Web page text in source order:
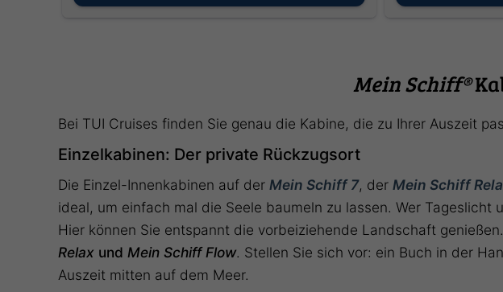
treffen und eine unvergessliche Zeit zu erleben.
Mein Schiff®
Bei TUI Cruises finden Sie genau die Kabine, die zu Ihrer Auszeit
Einzelkabinen: Der private Rückzugsort
Die Einzel-Innenkabinen auf der Mein Schiff 7, der Mein Schiff
ideal, um einfach mal die Seele baumeln zu lassen. Wer
Hier können Sie entspannt die vorbeiziehende Landschaft
Relax und Mein Schiff Flow. Stellen Sie sich vor: ein Buch in der
Auszeit mitten auf dem Meer.